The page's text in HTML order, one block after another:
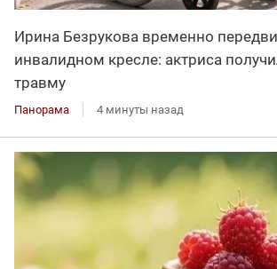
Ирина Безрукова временно
инвалидном кресле: актриса
травму
Панорама 4 минуты назад